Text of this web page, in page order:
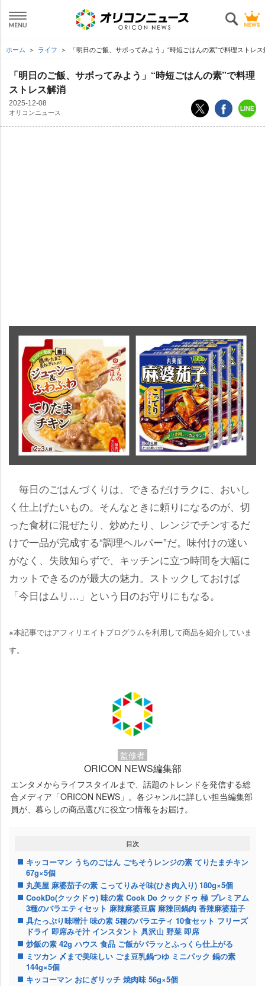
ホーム ライフ 「明日のご飯、サボってみよう」“時短ごはんの素”で料理ストレ
「明日のご飯、サボってみよう」“時短ごはんの素”で料理
ストレス解消
2025-12-08
オリコンニュース
毎日のごはんづくりは、できるだけラクに、おいし
く仕上げたいもの。そんなときに頼りになるのが、切
った食材に混ぜたり、炒めたり、レンジでチンするだ
けで一品が完成する“調理ヘルパー”だ。味付けの迷い
がなく、失敗知らずで、キッチンに立つ時間を大幅に
カットできるのが最大の魅力。ストックしておけば
「今日はムリ…」という日のお守りにもなる。
※本記事ではアフィリエイトプログラムを利用して商品を紹介していま
す。
監修者
ORICON NEWS編集部
エンタメからライフスタイルまで、話題のトレンドを発信する総
合メディア「ORICON NEWS」。各ジャンルに詳しい担当編集部
員が、暮らしの商品選びに役立つ情報をお届け。
目次
キッコーマン うちのごはん ごちそうレンジの素 てりたまチキン
67g×5個
丸美屋 麻婆茄子の素 こってりみそ味(ひき肉入り) 180g×5個
CookDo(クックドゥ) 味の素 Cook Do クックドゥ 極 プレミアム
3種のバラエティセット 麻辣麻婆豆腐 麻辣回鍋肉 香辣麻婆茄子
具たっぷり味噌汁 味の素 5種のバラエティ 10食セット フリーズ
ドライ 即席みそ汁 インスタント 具沢山 野菜 即席
炒飯の素 42g ハウス 食品 ご飯がパラッとふっくら仕上がる
ミツカン 〆まで美味しい ごま豆乳鍋つゆ ミニパック 鍋の素
144g×5個
キッコーマン おにぎリッチ 焼肉味 56g×5個